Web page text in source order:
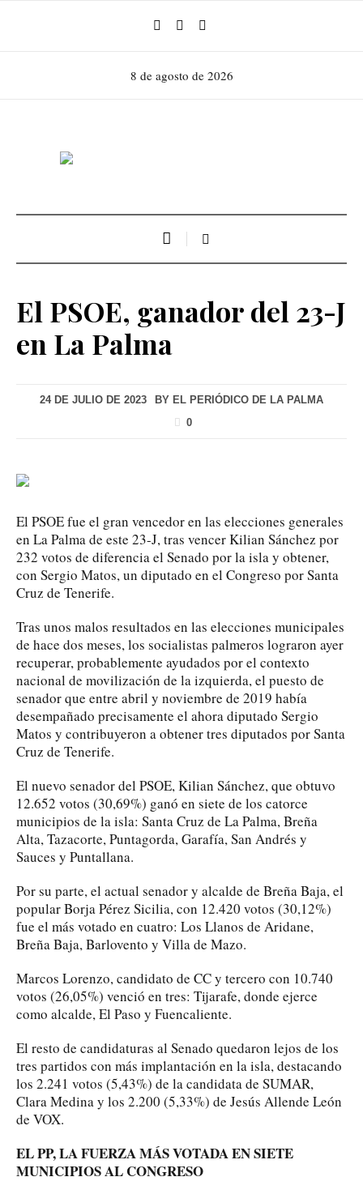
8 de agosto de 2026
El PSOE, ganador del 23-J
en La Palma
24 DE JULIO DE 2023 BY EL PERIÓDICO DE LA PALMA
0
El PSOE fue el gran vencedor en las elecciones generales
en La Palma de este 23-J, tras vencer Kilian Sánchez por
232 votos de diferencia el Senado por la isla y obtener,
con Sergio Matos, un diputado en el Congreso por Santa
Cruz de Tenerife.
Tras unos malos resultados en las elecciones municipales
de hace dos meses, los socialistas palmeros lograron ayer
recuperar, probablemente ayudados por el contexto
nacional de movilización de la izquierda, el puesto de
senador que entre abril y noviembre de 2019 había
desempañado precisamente el ahora diputado Sergio
Matos y contribuyeron a obtener tres diputados por Santa
Cruz de Tenerife.
El nuevo senador del PSOE, Kilian Sánchez, que obtuvo
12.652 votos (30,69%) ganó en siete de los catorce
municipios de la isla: Santa Cruz de La Palma, Breña
Alta, Tazacorte, Puntagorda, Garafía, San Andrés y
Sauces y Puntallana.
Por su parte, el actual senador y alcalde de Breña Baja, el
popular Borja Pérez Sicilia, con 12.420 votos (30,12%)
fue el más votado en cuatro: Los Llanos de Aridane,
Breña Baja, Barlovento y Villa de Mazo.
Marcos Lorenzo, candidato de CC y tercero con 10.740
votos (26,05%) venció en tres: Tijarafe, donde ejerce
como alcalde, El Paso y Fuencaliente.
El resto de candidaturas al Senado quedaron lejos de los
tres partidos con más implantación en la isla, destacando
los 2.241 votos (5,43%) de la candidata de SUMAR,
Clara Medina y los 2.200 (5,33%) de Jesús Allende León
de VOX.
EL PP, LA FUERZA MÁS VOTADA EN SIETE
MUNICIPIOS AL CONGRESO